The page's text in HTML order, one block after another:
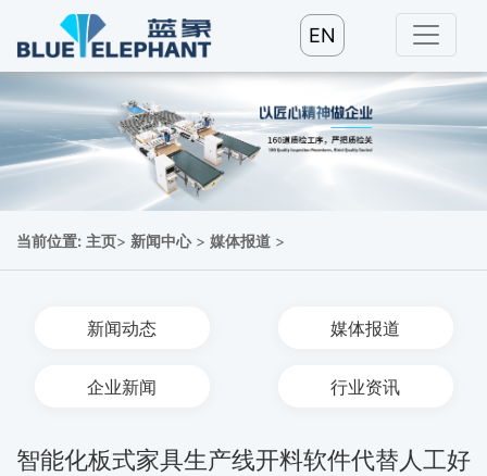
EN
当前位置: 主页> 新闻中心> 媒体报道 >
新闻动态 媒体报道
企业新闻 行业资讯
智能化板式家具生产线开料软件代替人工好